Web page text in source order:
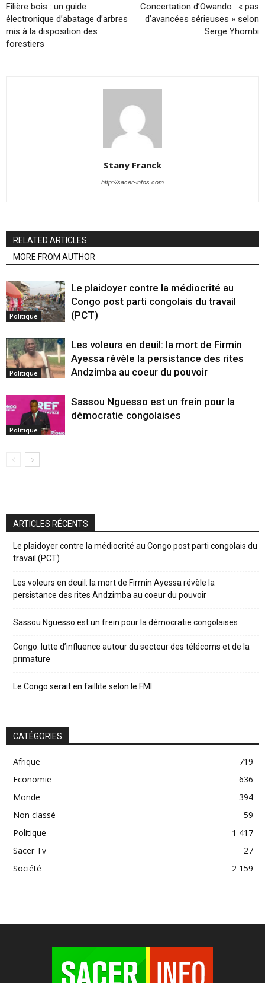
Filière bois : un guide
électronique d’abatage d’arbres
mis à la disposition des
forestiers
Concertation d’Owando : « pas
d’avancées sérieuses » selon
Serge Yhombi
Stany Franck
http://sacer-infos.com
RELATED ARTICLES
MORE FROM AUTHOR
Politique
Le plaidoyer contre la médiocrité au
Congo post parti congolais du travail
(PCT)
Politique
Les voleurs en deuil: la mort de Firmin
Ayessa révèle la persistance des rites
Andzimba au coeur du pouvoir
Politique
Sassou Nguesso est un frein pour la
démocratie congolaises
ARTICLES RÉCENTS
Le plaidoyer contre la médiocrité au Congo post parti congolais du
travail (PCT)
Les voleurs en deuil: la mort de Firmin Ayessa révèle la
persistance des rites Andzimba au coeur du pouvoir
Sassou Nguesso est un frein pour la démocratie congolaises
Congo: lutte d’influence autour du secteur des télécoms et de la
primature
Le Congo serait en faillite selon le FMI
CATÉGORIES
Afrique
719
Economie
636
Monde
394
Non classé
59
Politique
1 417
Sacer Tv
27
Société
2 159